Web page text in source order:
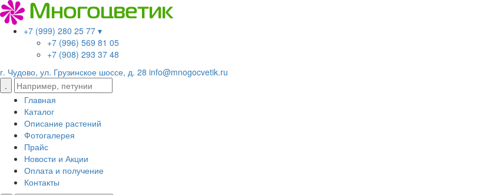
+7 (999) 280 25 77 ▾
+7 (996) 569 81 05
+7 (908) 293 37 48
г. Чудово, ул. Грузинское шоссе, д. 28 info@mnogocvetik.ru
Главная
Каталог
Описание растений
Фотогалерея
Прайс
Новости и Акции
Оплата и получение
Контакты